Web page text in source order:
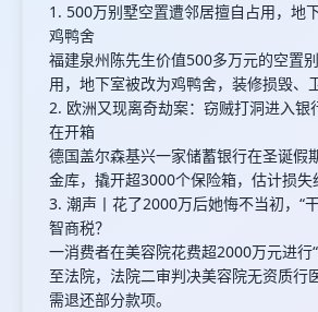
1. 500万别墅空置遭邻居擅自占用，地
鸡鸭舍
福建泉州陈先生价值500多万元的空置
用，地下室被改为鸡鸭舍，装修损毁、
2. 欧洲又现离奇劫案：窃贼打洞进入银
在开箱
德国盖尔森基兴一家储蓄银行在圣诞假
金库，撬开超3000个保险箱，估计损失
3. 潮声丨花了2000万后她悔不当初，“
智商税？
一消费者在美容院花费超2000万元进行
至法院，法院二审判决美容院无资质行
需退还部分款项。